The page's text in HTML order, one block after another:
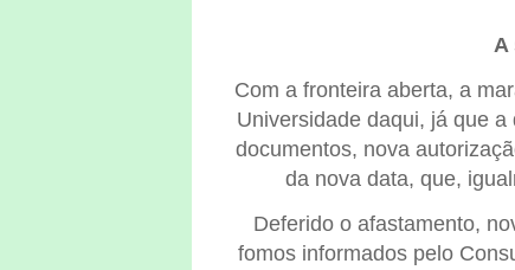
A
Com a fronteira aberta, a
Universidade daqui, já que
documentos, nova
da nova data, que,
Deferido o afastamento,
fomos informados pelo